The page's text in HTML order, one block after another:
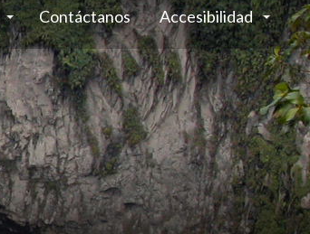
Contáctanos Accesibilidad